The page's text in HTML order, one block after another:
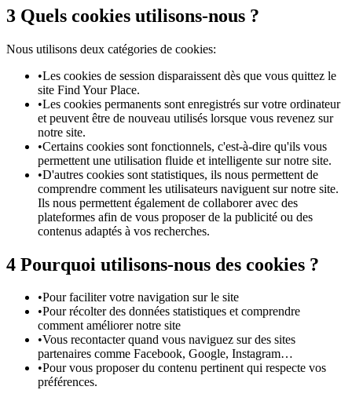
3 Quels cookies utilisons-nous ?
Nous utilisons deux catégories de cookies:
•Les cookies de session disparaissent dès que vous quittez le
site Find Your Place.
•Les cookies permanents sont enregistrés sur votre ordinateur
et peuvent être de nouveau utilisés lorsque vous revenez sur
notre site.
•Certains cookies sont fonctionnels, c'est-à-dire qu'ils vous
permettent une utilisation fluide et intelligente sur notre site.
•D'autres cookies sont statistiques, ils nous permettent de
comprendre comment les utilisateurs naviguent sur notre site.
Ils nous permettent également de collaborer avec des
plateformes afin de vous proposer de la publicité ou des
contenus adaptés à vos recherches.
4 Pourquoi utilisons-nous des cookies ?
•Pour faciliter votre navigation sur le site
•Pour récolter des données statistiques et comprendre
comment améliorer notre site
•Vous recontacter quand vous naviguez sur des sites
partenaires comme Facebook, Google, Instagram…
•Pour vous proposer du contenu pertinent qui respecte vos
préférences.